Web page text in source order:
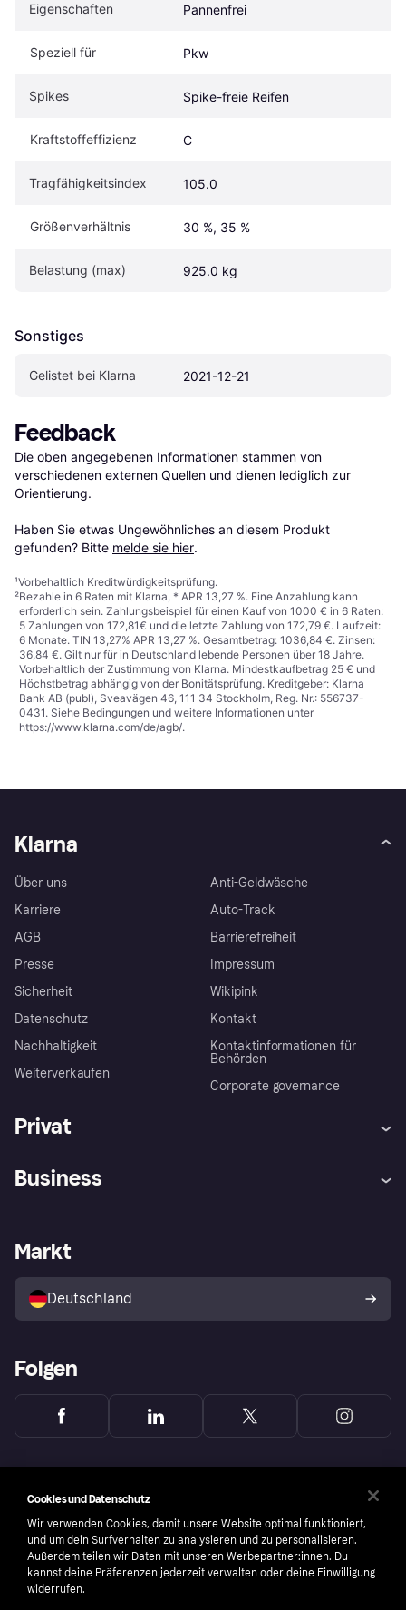
Eigen­schaften Pannenfrei
Speziell für Pkw
Spikes Spike-freie Reifen
Kraftstoffeffizienz C
Tragfähigkeitsindex 105.0
Größenverhältnis 30 %, 35 %
Belastung (max) 925.0 kg
Sonstiges
Gelistet bei Klarna 2021-12-21
Feedback
Die oben angegebenen Informationen stammen von
verschiedenen externen Quellen und dienen lediglich zur
Orientierung.
Haben Sie etwas Ungewöhnliches an diesem Produkt
gefunden? Bitte melde sie hier.
¹Vorbehaltlich Kreditwürdigkeitsprüfung.
²Bezahle in 6 Raten mit Klarna, * APR 13,27 %. Eine Anzahlung kann
erforderlich sein. Zahlungsbeispiel für einen Kauf von 1000 € in 6 Raten:
5 Zahlungen von 172,81€ und die letzte Zahlung von 172,79 €. Laufzeit:
6 Monate. TIN 13,27% APR 13,27 %. Gesamtbetrag: 1036,84 €. Zinsen:
36,84 €. Gilt nur für in Deutschland lebende Personen über 18 Jahre.
Vorbehaltlich der Zustimmung von Klarna. Mindestkaufbetrag 25 € und
Höchstbetrag abhängig von der Bonitätsprüfung. Kreditgeber: Klarna
Bank AB (publ), Sveavägen 46, 111 34 Stockholm, Reg. Nr.: 556737-
0431. Siehe Bedingungen und weitere Informationen unter
https://www.klarna.com/de/agb/.
Klarna
Über uns
Karriere
AGB
Presse
Sicherheit
Datenschutz
Nachhaltigkeit
Weiterverkaufen
Anti-Geldwäsche
Auto-Track
Barrierefreiheit
Impressum
Wikipink
Kontakt
Kontaktinformationen für
Behörden
Corporate governance
Privat
Klarna App
Shops entdecken
Käuferschutzrichtlinie
Dein Widerrufsrecht
Business
Händlerportal
Markt
Deutschland
Folgen
Cookies und Datenschutz
Wir verwenden Cookies, damit unsere Website optimal funktioniert,
und um dein Surfverhalten zu analysieren und zu personalisieren.
Außerdem teilen wir Daten mit unseren Werbepartner:innen. Du
kannst deine Präferenzen jederzeit verwalten oder deine Einwilligung
widerrufen.